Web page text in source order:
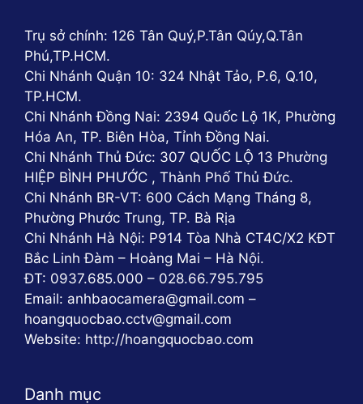
Trụ sở chính: 126 Tân Quý,P.Tân Qúy,Q.Tân
Phú,TP.HCM.
Chi Nhánh Quận 10: 324 Nhật Tảo, P.6, Q.10,
TP.HCM.
Chi Nhánh Đồng Nai: 2394 Quốc Lộ 1K, Phường
Hóa An, TP. Biên Hòa, Tỉnh Đồng Nai.
Chi Nhánh Thủ Đức: 307 QUỐC LỘ 13 Phường
HIỆP BÌNH PHƯỚC , Thành Phố Thủ Đức.
Chi Nhánh BR-VT: 600 Cách Mạng Tháng 8,
Phường Phước Trung, TP. Bà Rịa
Chi Nhánh Hà Nội: P914 Tòa Nhà CT4C/X2 KĐT
Bắc Linh Đàm – Hoàng Mai – Hà Nội.
ĐT: 0937.685.000 – 028.66.795.795
Email: anhbaocamera@gmail.com –
hoangquocbao.cctv@gmail.com
Website: http://hoangquocbao.com
Danh mục